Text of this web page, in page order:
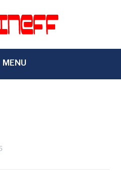
MENU